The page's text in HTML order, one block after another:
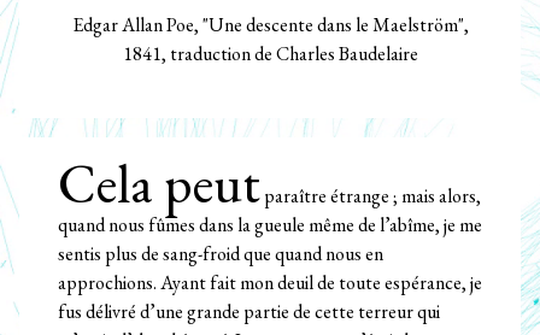
Edgar Allan Poe, "Une descente dans le Maelström",
1841, traduction de Charles Baudelaire
Cela peutparaître étrange ; mais alors,
quand nous fûmes dans la gueule même de l’abîme, je me
sentis plus de sang-froid que quand nous en
approchions. Ayant fait mon deuil de toute espérance, je
fus délivré d’une grande partie de cette terreur qui